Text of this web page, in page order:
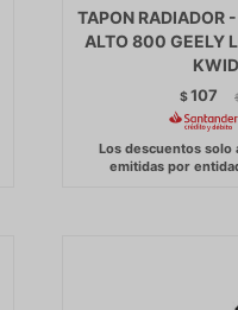
TAPON RADIADOR
ALTO 800 GEELY
$107